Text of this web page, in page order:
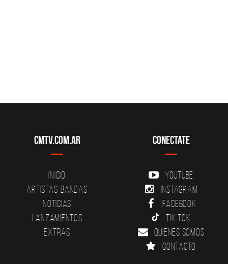
CMTV.com.ar
Inicio
Artistas-Bandas
Noticias
Lanzamientos
Extras
Conectate
YouTube
Instagram
Facebook
Tik Tok
Quienes somos
Contacto